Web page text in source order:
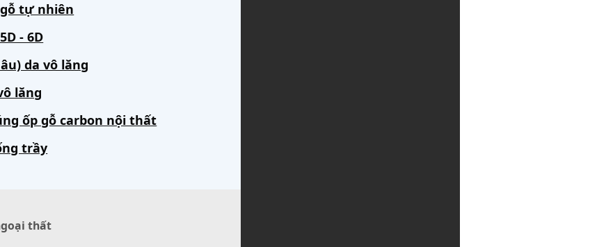
tự nhiên
- 6D
da vô lăng
lăng
ốp gỗ carbon nội thất
trầy
thất